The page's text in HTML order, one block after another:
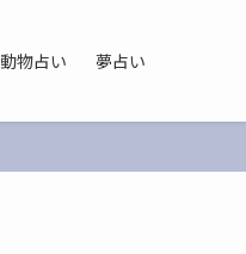
動物占い 夢占い